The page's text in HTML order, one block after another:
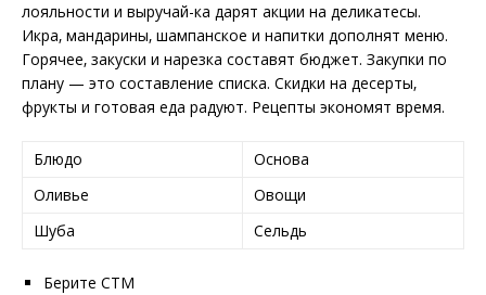
лояльности и выручай-ка дарят акции на деликатесы.
Икра‚ мандарины‚ шампанское и напитки дополнят меню.
Горячее‚ закуски и нарезка составят бюджет. Закупки по
плану — это составление списка. Скидки на десерты‚
фрукты и готовая еда радуют. Рецепты экономят время.
Блюдо
Основа
Оливье
Овощи
Шуба
Сельдь
Берите СТМ